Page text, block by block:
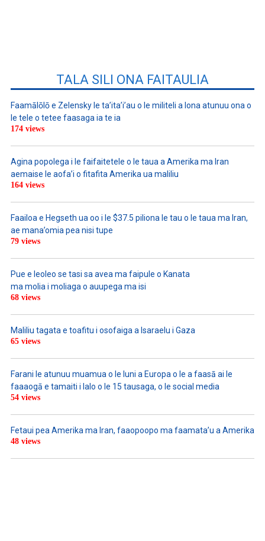
TALA SILI ONA FAITAULIA
Faamālōlō e Zelensky le ta’ita’i’au o le militeli a lona atunuu ona o
le tele o tetee faasaga ia te ia
174 views
Agina popolega i le faifaitetele o le taua a Amerika ma Iran
aemaise le aofa’i o fitafita Amerika ua maliliu
164 views
Faailoa e Hegseth ua oo i le $37.5 piliona le tau o le taua ma Iran,
ae mana’omia pea nisi tupe
79 views
Pue e leoleo se tasi sa avea ma faipule o Kanata
ma molia i moliaga o auupega ma isi
68 views
Maliliu tagata e toafitu i osofaiga a Isaraelu i Gaza
65 views
Farani le atunuu muamua o le Iuni a Europa o le a faasā ai le
faaaogā e tamaiti i lalo o le 15 tausaga, o le social media
54 views
Fetaui pea Amerika ma Iran, faaopoopo ma faamata’u a Amerika
48 views